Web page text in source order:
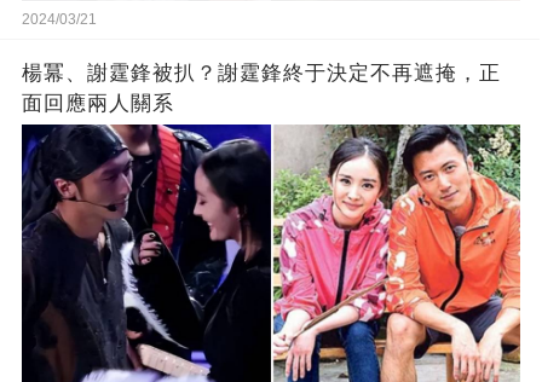
2024/03/21
楊冪、謝霆鋒被扒？謝霆鋒終于決定不再遮掩，正
面回應兩人關系